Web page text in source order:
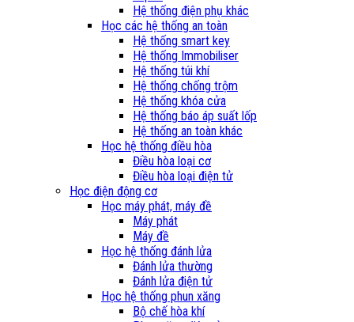
Hệ thống điện phụ khác
Học các hệ thống an toàn
Hệ thống smart key
Hệ thống Immobiliser
Hệ thống túi khí
Hệ thống chống trộm
Hệ thống khóa cửa
Hệ thống báo áp suất lốp
Hệ thống an toàn khác
Học hệ thống điều hòa
Điều hòa loại cơ
Điều hòa loại điện tử
Học điện động cơ
Học máy phát, máy đề
Máy phát
Máy đề
Học hệ thống đánh lửa
Đánh lửa thường
Đánh lửa điện tử
Học hệ thống phun xăng
Bộ chế hòa khí